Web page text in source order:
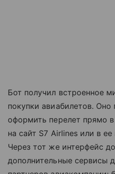
Бот получил встроенное
покупки авиабилетов. Оно
оформить перелет прямо
на сайт S7 Airlines или в
Через тот же интерфейс
дополнительные сервисы